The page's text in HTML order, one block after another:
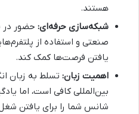
هستند.
شبکه‌سازی حرفه‌ای: حضور در
یافتن فرصت‌ها کمک کند.
اهمیت زبان: تسلط به زبان
بین‌المللی کافی است، اما
شانس شما را برای یافتن